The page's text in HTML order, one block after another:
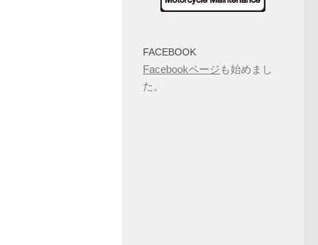
FACEBOOK
Facebookページ も始めまし
た。